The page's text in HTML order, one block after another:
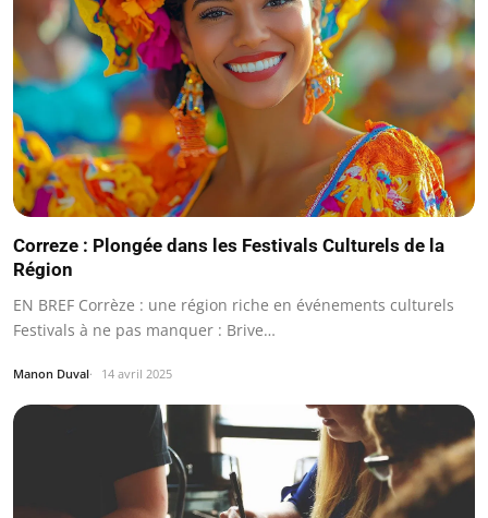
Correze : Plongée dans les Festivals Culturels de la
Région
EN BREF Corrèze : une région riche en événements culturels
Festivals à ne pas manquer : Brive…
Manon Duval 14 avril 2025